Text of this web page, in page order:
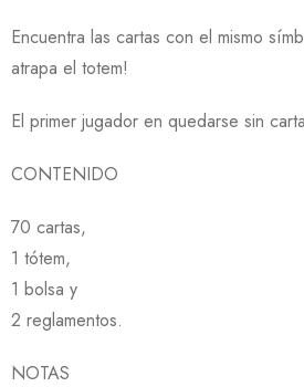
Encuentra las cartas con el mismo
atrapa el totem!
El primer jugador en quedarse sin
CONTENIDO
70 cartas,
1 tótem,
1 bolsa y
2 reglamentos.
NOTAS